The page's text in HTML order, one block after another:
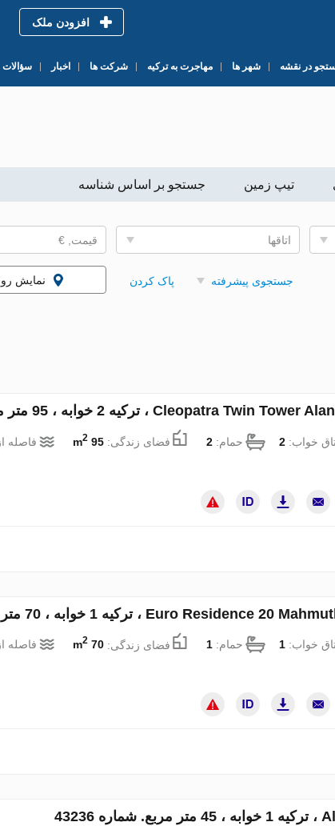
افزودن ملک
در نقشه شهر ها مهاجرت به ترکیه شرکت ها اخبار سؤالات
تیپ زمین جستجو بر اساس شناسه
اتاقها قیمت, €
جستجوی پیشرفته پاک کردن نمایش
خواب:2 حمام:2 فضای زندگی:95 m
2 فاصله
خواب:1 حمام:1 فضای زندگی:70 m
2 فاصله